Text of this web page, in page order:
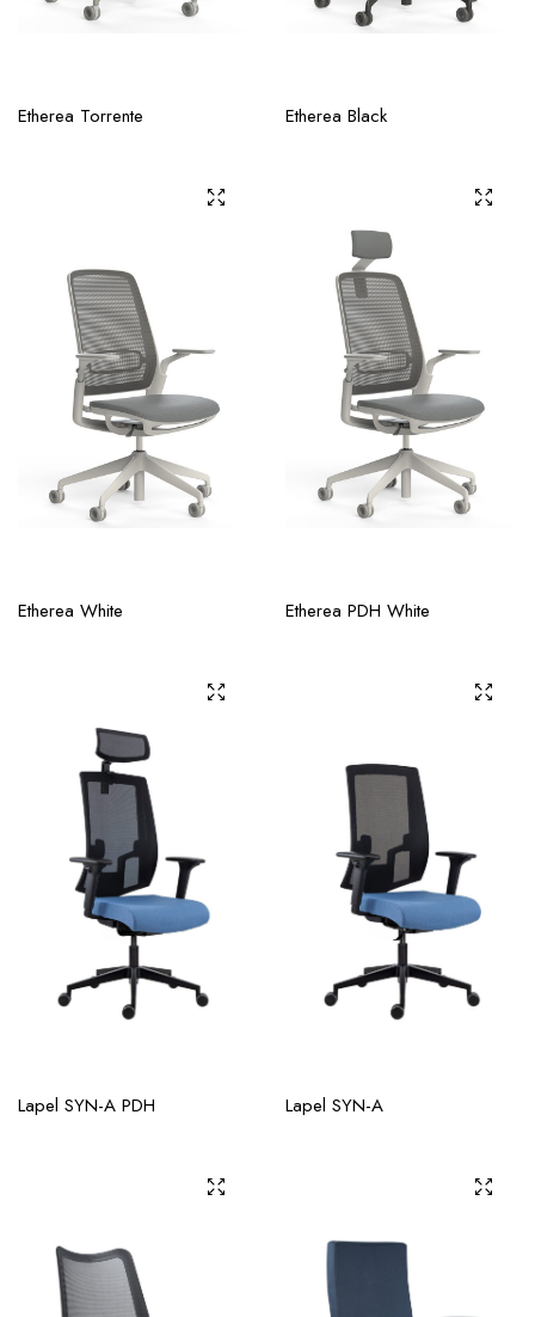
Etherea Torrente Etherea Black
Etherea White Etherea PDH White
Lapel SYN-A PDH Lapel SYN-A